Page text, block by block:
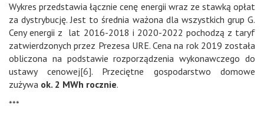
Wykres przedstawia łącznie cenę energii wraz ze stawką opłat
za dystrybucję. Jest to średnia ważona dla wszystkich grup G.
Ceny energii z lat 2016-2018 i 2020-2022 pochodzą z taryf
zatwierdzonych przez Prezesa URE. Cena na rok 2019 została
obliczona na podstawie rozporządzenia wykonawczego do
ustawy cenowej[6]. Przeciętne gospodarstwo domowe
zużywa ok. 2 MWh rocznie.
***